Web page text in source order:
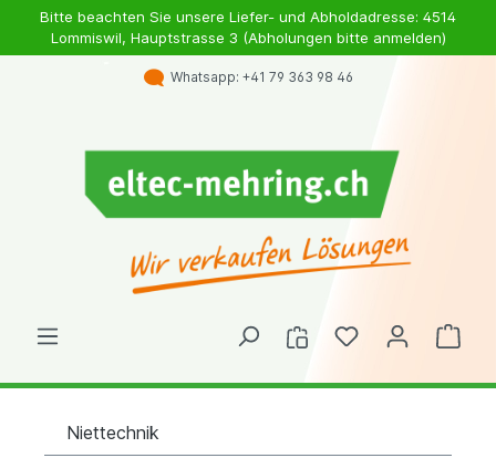
Bitte beachten Sie unsere Liefer- und Abholdadresse: 4514
Lommiswil, Hauptstrasse 3 (Abholungen bitte anmelden)
Whatsapp: +41 79 363 98 46
Niettechnik